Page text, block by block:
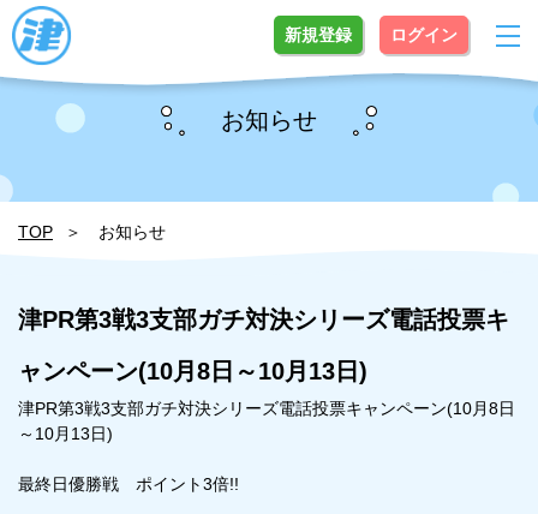
新規登録 ログイン
お知らせ
TOP お知らせ
津PR第3戦3支部ガチ対決シリーズ電話投票キ
ャンペーン(10月8日～10月13日)
津PR第3戦3支部ガチ対決シリーズ電話投票キャンペーン(10月8日
～10月13日)
最終日優勝戦 ポイント3倍!!